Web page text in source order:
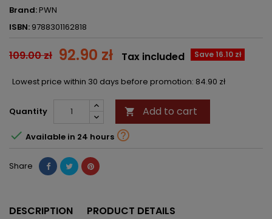
Brand:PWN
ISBN: 9788301162818
109.00 zł 92.90 zł Save 16.10 zł
Tax included
Lowest price within 30 days before promotion: 84.90 zł
Quantity  Add to cart
 Available in 24 hours 
Share
DESCRIPTION PRODUCT DETAILS